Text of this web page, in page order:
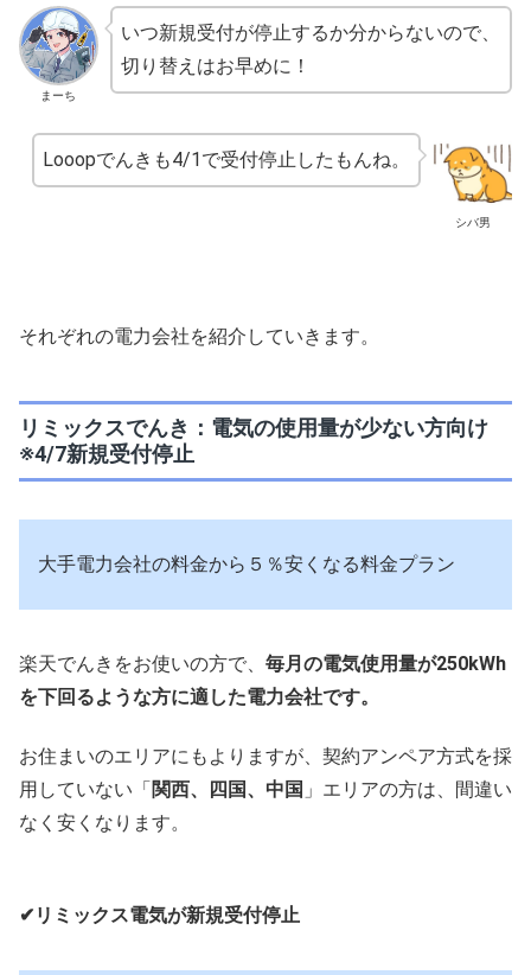
まーち
いつ新規受付が停止するか分からないので、
切り替えはお早めに！
シバ男
Looopでんきも4/1で受付停止したもんね。
それぞれの電力会社を紹介していきます。
リミックスでんき：電気の使用量が少ない方向け
※4/7新規受付停止
大手電力会社の料金から５％安くなる料金プラン
楽天でんきをお使いの方で、 毎月の電気使用量が250kWh
を下回るような方に適した電力会社です。
お住まいのエリアにもよりますが、契約アンペア方式を採
用していない「関西、四国、中国 」エリアの方は、間違い
なく安くなります。
✔リミックス電気が新規受付停止